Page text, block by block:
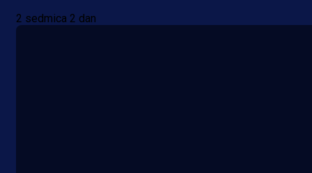
2 sedmica 2 dan